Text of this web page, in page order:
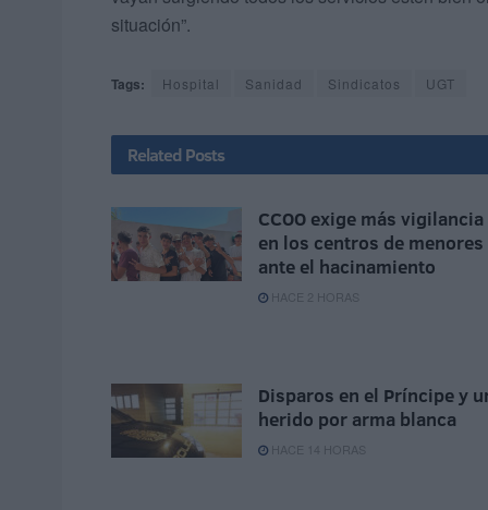
situación”.
Tags: Hospital Sanidad Sindicatos UGT
Related Posts
CCOO exige más vigilancia
en los centros de menores
ante el hacinamiento
HACE 2 HORAS
Disparos en el Príncipe y
herido por arma blanca
HACE 14 HORAS